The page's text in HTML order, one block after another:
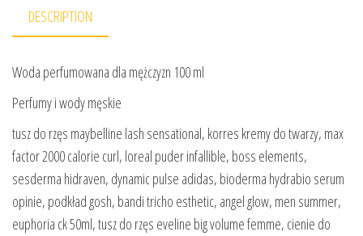
DESCRIPTION
Woda perfumowana dla mężczyzn 100 ml
Perfumy i wody męskie
tusz do rzęs maybelline lash sensational, korres kremy do twarzy, max
factor 2000 calorie curl, loreal puder infallible, boss elements,
sesderma hidraven, dynamic pulse adidas, bioderma hydrabio serum
opinie, podkład gosh, bandi tricho esthetic, angel glow, men summer,
euphoria ck 50ml, tusz do rzęs eveline big volume femme, cienie do